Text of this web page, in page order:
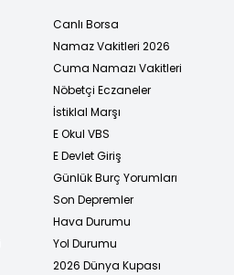
Canlı Borsa
Namaz Vakitleri 2026
Cuma Namazı Vakitleri
Nöbetçi Eczaneler
İstiklal Marşı
E Okul VBS
E Devlet Giriş
Günlük Burç Yorumları
Son Depremler
Hava Durumu
Yol Durumu
2026 Dünya Kupası